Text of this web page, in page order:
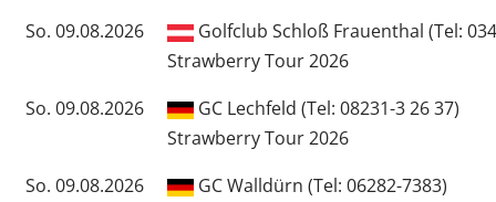
So. 09.08.2026
Golfclub Schloß Frauenthal (Tel:
Strawberry Tour 2026
So. 09.08.2026
GC Lechfeld (Tel: 08231-3 26 37)
Strawberry Tour 2026
So. 09.08.2026
GC Walldürn (Tel: 06282-7383)